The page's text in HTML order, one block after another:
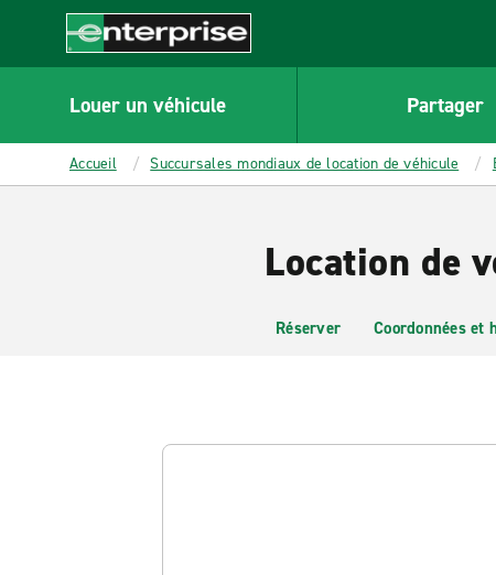
CONTENT
Enterprise
Louer un véhicule Partager
Accueil Succursales mondiaux de location de véhicule
Location de
Réserver Coordonnées et